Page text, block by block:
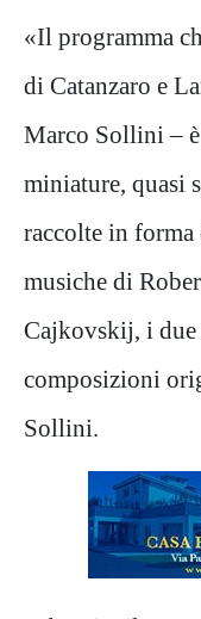
«Il programma
di Catanzaro e
Marco Sollini –
miniature, quasi
raccolte in
musiche di
Cajkovskij, i due
composizioni
Sollini.